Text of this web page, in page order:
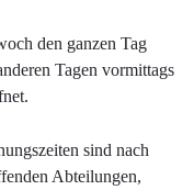
den ganzen Tag
Tagen vormittags
sind nach
Abteilungen,